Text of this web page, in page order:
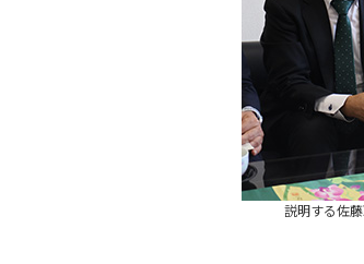
説明する佐